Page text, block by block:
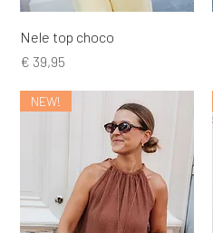
Nele top choco
Prijs
€ 39,95
NEW!